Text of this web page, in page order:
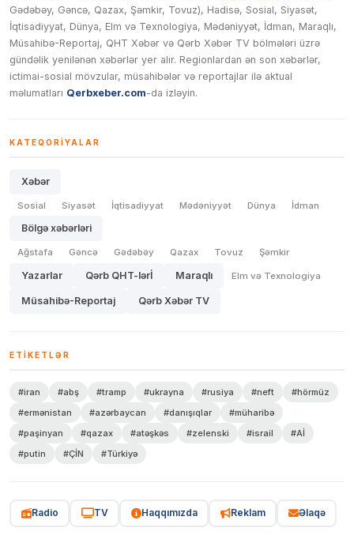
Gədəbəy, Gəncə, Qazax, Şəmkir, Tovuz), Hadisə, Sosial, Siyasət,
İqtisadiyyat, Dünya, Elm və Texnologiya, Mədəniyyət, İdman, Maraqlı,
Müsahibə-Reportaj, QHT Xəbər və Qərb Xəbər TV bölmələri üzrə
gündəlik yenilənən xəbərlər yer alır. Regionlardan ən son xəbərlər,
ictimai-sosial mövzular, müsahibələr və reportajlar ilə aktual
məlumatları Qerbxeber.com-da izləyin.
KATEQORIYALAR
Xəbər
Sosial Siyasət İqtisadiyyat Mədəniyyət Dünya İdman
Bölgə xəbərləri
Ağstafa Gəncə Gədəbəy Qazax Tovuz Şəmkir
Yazarlar Qərb QHT-lərİ Maraqlı Elm və Texnologiya
Müsahibə-Reportaj Qərb Xəbər TV
ETIKETLƏR
#iran #abş #tramp #ukrayna #rusiya #neft
#hörmüz
#ermənistan
#azərbaycan #danışıqlar
#müharibə
#paşinyan
#qazax #atəşkəs #zelenski #israil
#Aİ
#putin
#ÇİN #Türkiyə
Radio TV Haqqımızda Reklam Əlaqə